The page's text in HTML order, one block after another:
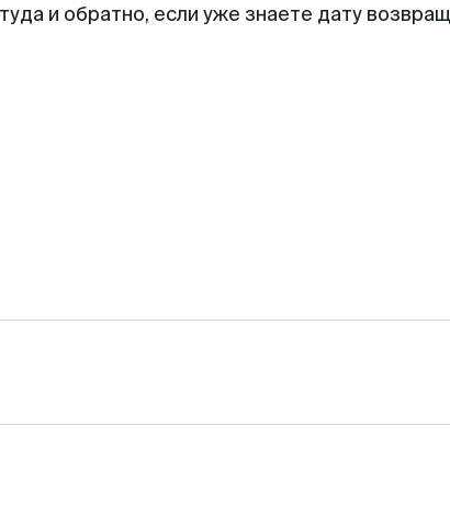
и обратно, если уже знаете дату